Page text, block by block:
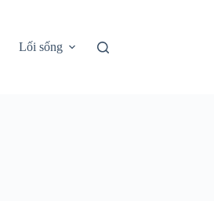
Lối sống